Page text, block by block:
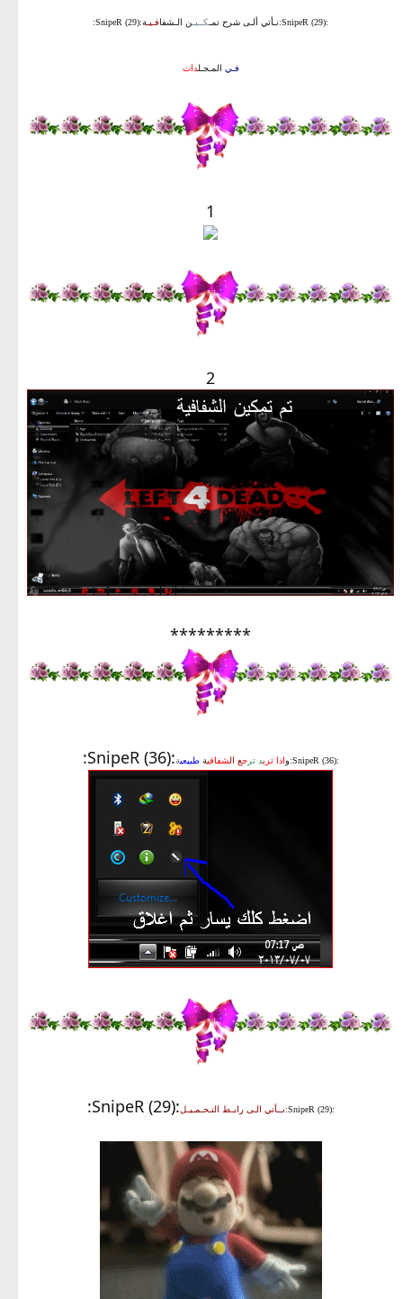
:SnipeR (29):نـأتي ألـى شرح تمـ كــيـن الـشفافـيـة:SnipeR (29):
فـي المـجـلدات
1
2
*********
:SnipeR (36):و اذا تريد ترجع الشفافية طبيعية:SnipeR (36):
:SnipeR (29): نــأتي الـى رابـط التـحـمـيـل:SnipeR (29):